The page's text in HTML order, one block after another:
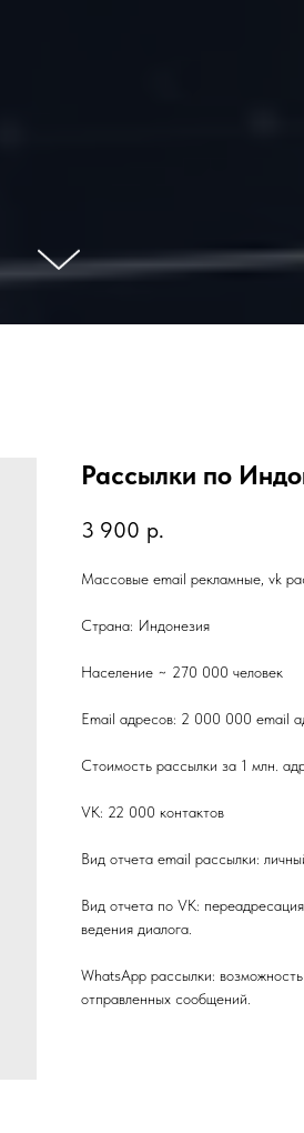
Рассылки по
3 900 р.
Массовые email рекламные, vk
Страна: Индонезия
Население ~ 270 000 человек
Email адресов: 2 000 000 email
Стоимость рассылки за 1 млн.
VK: 22 000 контактов
Вид отчета email рассылки:
Вид отчета по VK:
ведения диалога.
WhatsApp рассылки:
отправленных сообщений.